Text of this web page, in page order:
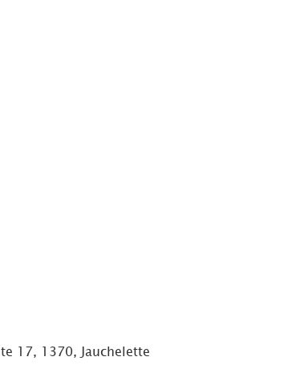
17, 1370, Jauchelette